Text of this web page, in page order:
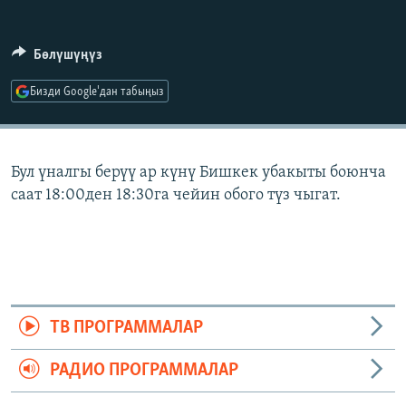
АЗАТТЫК+
ЫҢГАЙСЫЗ СУРООЛОР
Бөлүшүңүз
Бизди Google'дан табыңыз
Бул үналгы берүү ар күнү Бишкек убакыты боюнча
саат 18:00ден 18:30га чейин обого түз чыгат.
ТВ ПРОГРАММАЛАР
РАДИО ПРОГРАММАЛАР